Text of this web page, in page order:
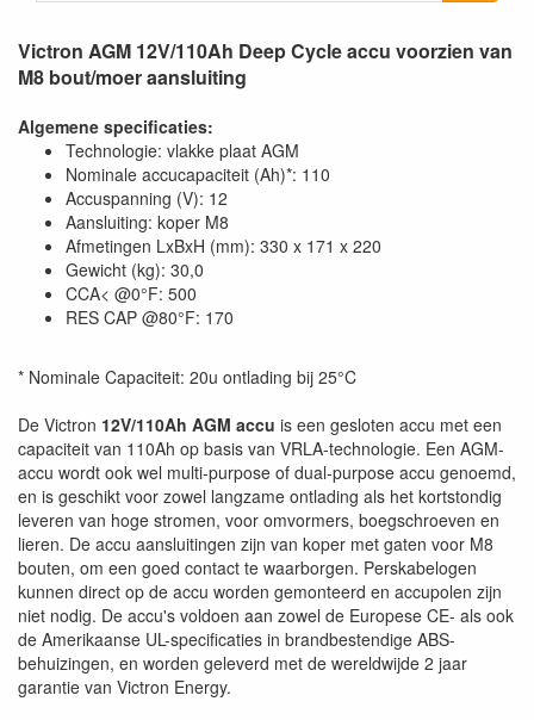
Victron AGM 12V/110Ah Deep Cycle accu voorzien van
M8 bout/moer aansluiting
Algemene specificaties:
Technologie: vlakke plaat AGM
Nominale accucapaciteit (Ah)*: 110
Accuspanning (V): 12
Aansluiting: koper M8
Afmetingen LxBxH (mm): 330 x 171 x 220
Gewicht (kg): 30,0
CCA< @0°F: 500
RES CAP @80°F: 170
* Nominale Capaciteit: 20u ontlading bij 25°C
De Victron 12V/110Ah AGM accu is een gesloten accu met een
capaciteit van 110Ah op basis van VRLA-technologie. Een AGM-
accu wordt ook wel multi-purpose of dual-purpose accu genoemd,
en is geschikt voor zowel langzame ontlading als het kortstondig
leveren van hoge stromen, voor omvormers, boegschroeven en
lieren. De accu aansluitingen zijn van koper met gaten voor M8
bouten, om een goed contact te waarborgen. Perskabelogen
kunnen direct op de accu worden gemonteerd en accupolen zijn
niet nodig. De accu's voldoen aan zowel de Europese CE- als ook
de Amerikaanse UL-specificaties in brandbestendige ABS-
behuizingen, en worden geleverd met de wereldwijde 2 jaar
garantie van Victron Energy.